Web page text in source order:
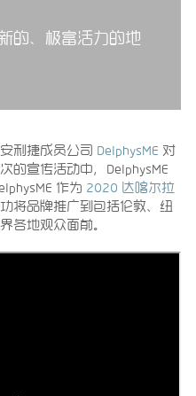
的、极富活力的地
利捷成员公司 DelphysME 对
的宣传活动中，DelphysME
作为 2020 达喀尔拉
将品牌推广到包括伦敦、纽
各地观众面前。